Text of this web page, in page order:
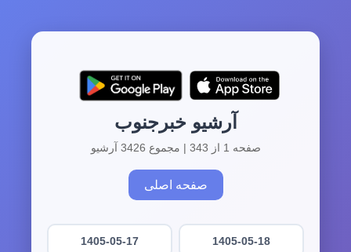
آرشیو خبرجنوب
صفحه 1 از 343 | مجموع 3426 آرشیو
صفحه اصلی
1405-05-18
1405-05-17